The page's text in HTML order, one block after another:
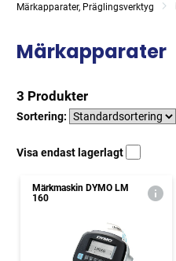
Märkapparater, Präglingsverktyg
Märkapparater
3 Produkter
Sortering:
Visa endast lagerlagt
Märkmaskin DYMO LM
160